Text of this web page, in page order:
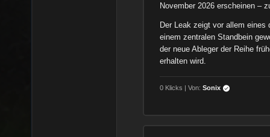
November 2026 erscheinen –
Der Leak zeigt vor allem
einem zentralen Standbein
der neue Ableger der Reihe
erhalten wird.
0 Klicks | Von:Sonix